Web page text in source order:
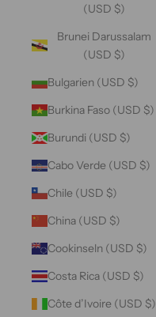
(USD $)
Brunei Darussalam
(USD $)
Bulgarien (USD $)
Burkina Faso (USD $)
Burundi (USD $)
Cabo Verde (USD $)
Chile (USD $)
China (USD $)
Cookinseln (USD $)
Costa Rica (USD $)
Côte d’Ivoire (USD $)